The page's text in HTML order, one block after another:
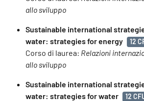
allo sviluppo
Sustainable international
water: strategies for energy
12
Corso di laurea: Relazioni
allo sviluppo
Sustainable international
water: strategies for water
12